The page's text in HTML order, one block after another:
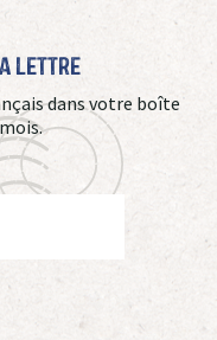
Lettre
dans votre boîte